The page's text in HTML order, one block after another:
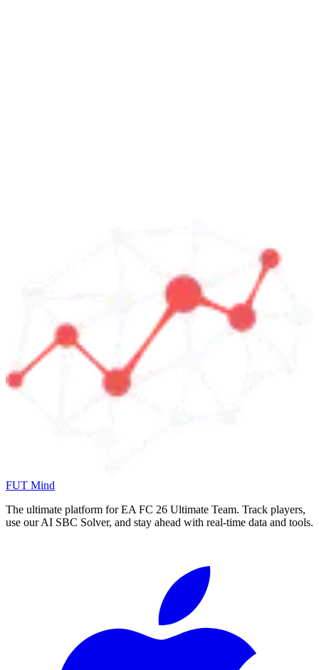
FUT Mind
The ultimate platform for EA FC 26 Ultimate Team. Track players,
use our AI SBC Solver, and stay ahead with real-time data and tools.